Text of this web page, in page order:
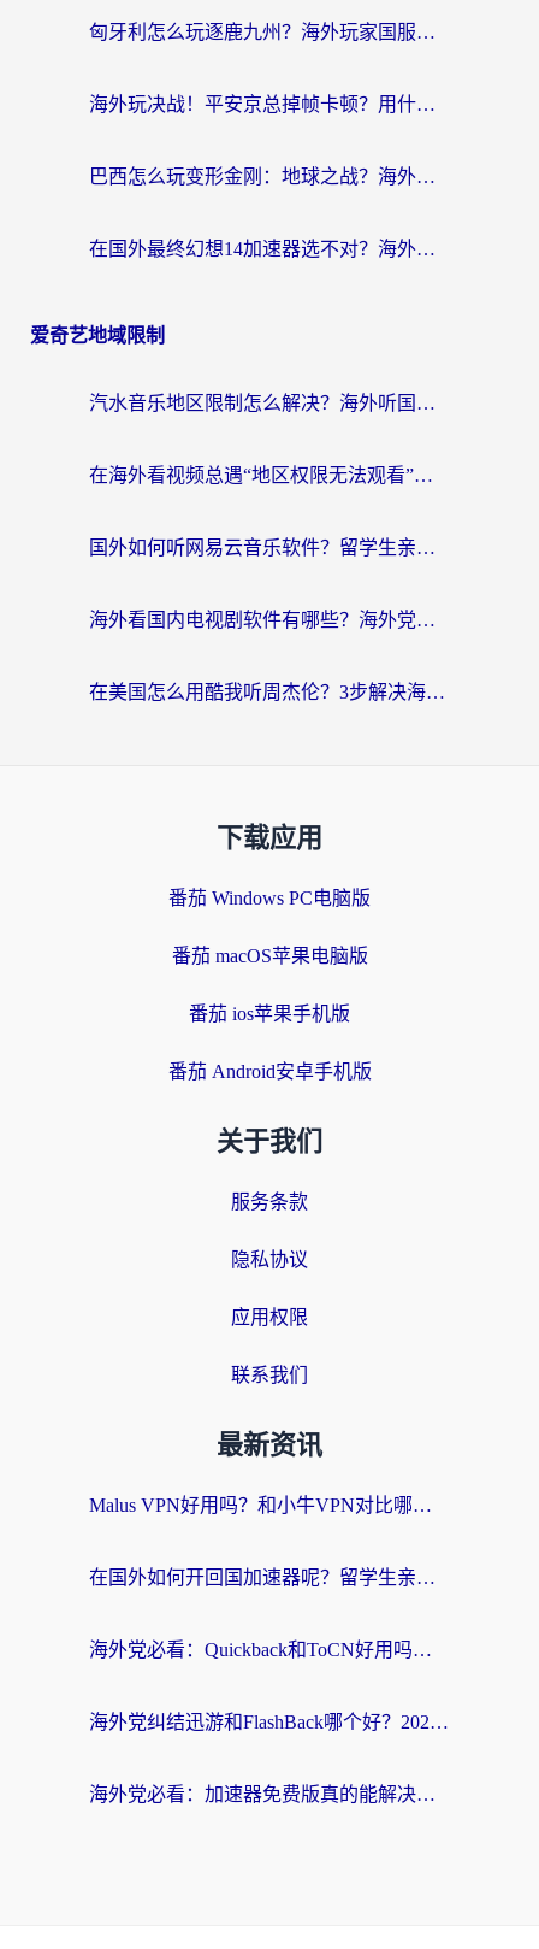
匈牙利怎么玩逐鹿九州？海外玩家国服游戏加速器终极指南（附永劫无间荣耀新三国解决方案）
海外玩决战！平安京总掉帧卡顿？用什么加速器比较好？实测指南来了
巴西怎么玩变形金刚：地球之战？海外玩家国服游戏加速终极指南（附新诛仙延迟密室逃脱18解决办法）
在国外最终幻想14加速器选不对？海外玩家的国服游戏加速避坑指南
爱奇艺地域限制
汽水音乐地区限制怎么解决？海外听国内音乐的实用指南来了
在海外看视频总遇“地区权限无法观看”？这篇攻略帮你轻松解锁国内影视动漫
国外如何听网易云音乐软件？留学生亲测有效的回国加速方案
海外看国内电视剧软件有哪些？海外党专属追剧指南来了
在美国怎么用酷我听周杰伦？3步解决海外听歌地域限制，附QQ音乐网易云通用技巧
下载应用
番茄 Windows PC电脑版
番茄 macOS苹果电脑版
番茄 ios苹果手机版
番茄 Android安卓手机版
关于我们
服务条款
隐私协议
应用权限
联系我们
最新资讯
Malus VPN好用吗？和小牛VPN对比哪个回国效果更好？海外党亲测实用指南
在国外如何开回国加速器呢？留学生亲测的无缝访问国内资源指南
海外党必看：Quickback和ToCN好用吗？3分钟选对回国加速器的实用指南
海外党纠结迅游和FlashBack哪个好？2026实用指南教你选对回国加速器
海外党必看：加速器免费版真的能解决回国访问难题吗？附实用选择指南